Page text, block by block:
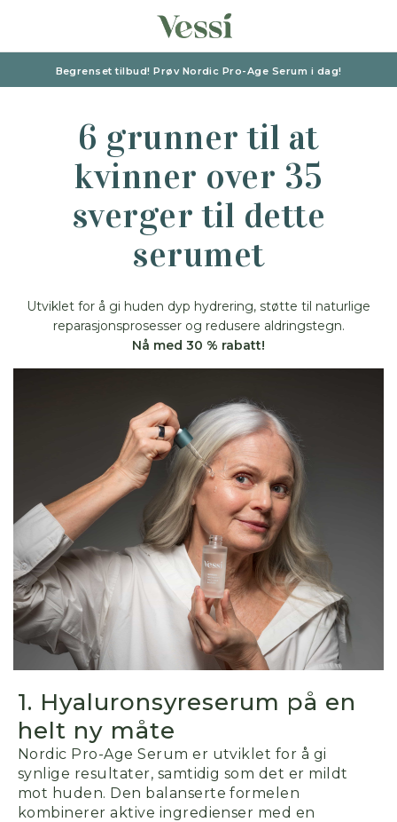
Begrenset tilbud! Prøv Nordic Pro-Age Serum i dag!
6 grunner til at
kvinner over 35
sverger til dette
serumet
Utviklet for å gi huden dyp hydrering, støtte til naturlige
reparasjonsprosesser og redusere aldringstegn.
Nå med 30 % rabatt!
1. Hyaluronsyreserum på en
helt ny måte
Nordic Pro-Age Serum er utviklet for å gi
synlige resultater, samtidig som det er mildt
mot huden. Den balanserte formelen
kombinerer aktive ingredienser med en